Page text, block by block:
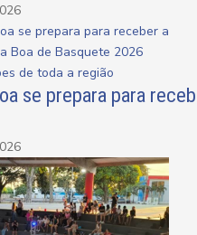
se prepara para